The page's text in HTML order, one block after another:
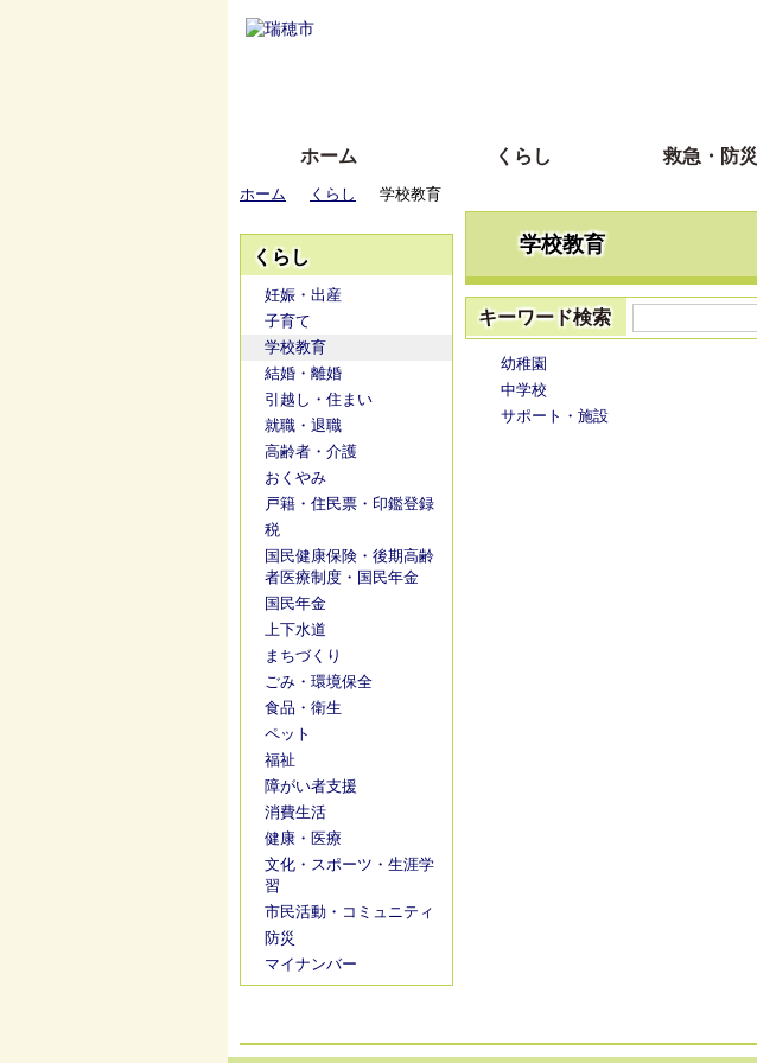
ホーム くらし 救急・防災
ホーム くらし 学校教育
くらし
妊娠・出産
子育て
学校教育
結婚・離婚
引越し・住まい
就職・退職
高齢者・介護
おくやみ
戸籍・住民票・印鑑登録
税
国民健康保険・後期高齢
者医療制度・国民年金
国民年金
上下水道
まちづくり
ごみ・環境保全
食品・衛生
ペット
福祉
障がい者支援
消費生活
健康・医療
文化・スポーツ・生涯学
習
市民活動・コミュニティ
防災
マイナンバー
学校教育
キーワード検索
幼稚園
中学校
サポート・施設